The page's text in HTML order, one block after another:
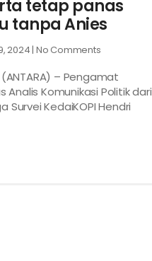
tetap panas
tanpa Anies
2024 No Comments
– Pengamat
Analis Komunikasi Politik dari
Survei KedaiKOPI Hendri